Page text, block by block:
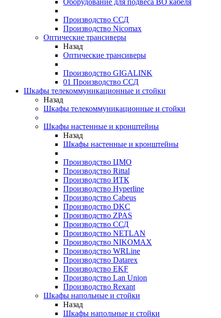
Оборудование для подвеса ВО кабеля
Производство ССД
Производство Nicomax
Оптические трансиверы
Назад
Оптические трансиверы
Производство GIGALINK
01 Производство ССД
Шкафы телекоммуникационные и стойки
Назад
Шкафы телекоммуникационные и стойки
Шкафы настенные и кронштейны
Назад
Шкафы настенные и кронштейны
Производство ЦМО
Производство Rittal
Производство ИТК
Производство Hyperline
Производство Cabeus
Производство DKC
Производство ZPAS
Производство ССД
Производство NETLAN
Производство NIKOMAX
Производство WRLine
Производство Datarex
Производство EKF
Производство Lan Union
Производство Rexant
Шкафы напольные и стойки
Назад
Шкафы напольные и стойки